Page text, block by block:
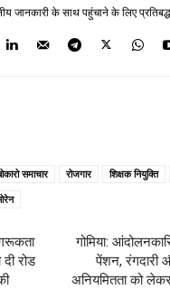
जानकारी के साथ पहुंचाने के लिए
समाचार रोजगार शिक्षक नियुक्ति
रोड
गोमिया:
पेंशन, रंगदारी
अनियमितता को